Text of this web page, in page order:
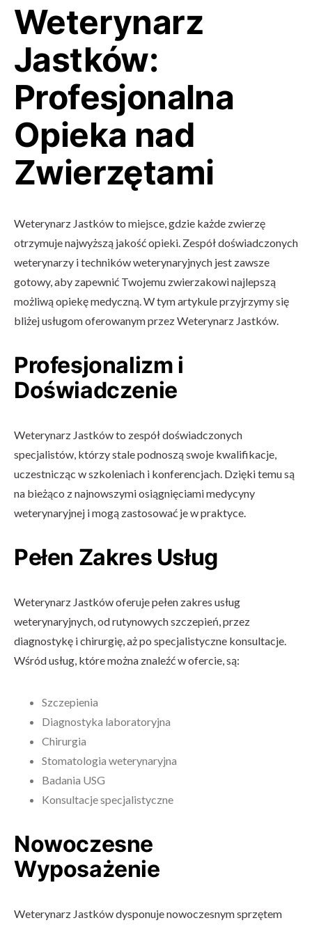
Weterynarz
Jastków:
Profesjonalna
Opieka nad
Zwierzętami
Weterynarz Jastków to miejsce, gdzie każde zwierzę
otrzymuje najwyższą jakość opieki. Zespół doświadczonych
weterynarzy i techników weterynaryjnych jest zawsze
gotowy, aby zapewnić Twojemu zwierzakowi najlepszą
możliwą opiekę medyczną. W tym artykule przyjrzymy się
bliżej usługom oferowanym przez Weterynarz Jastków.
Profesjonalizm i
Doświadczenie
Weterynarz Jastków to zespół doświadczonych
specjalistów, którzy stale podnoszą swoje kwalifikacje,
uczestnicząc w szkoleniach i konferencjach. Dzięki temu są
na bieżąco z najnowszymi osiągnięciami medycyny
weterynaryjnej i mogą zastosować je w praktyce.
Pełen Zakres Usług
Weterynarz Jastków oferuje pełen zakres usług
weterynaryjnych, od rutynowych szczepień, przez
diagnostykę i chirurgię, aż po specjalistyczne konsultacje.
Wśród usług, które można znaleźć w ofercie, są:
Szczepienia
Diagnostyka laboratoryjna
Chirurgia
Stomatologia weterynaryjna
Badania USG
Konsultacje specjalistyczne
Nowoczesne
Wyposażenie
Weterynarz Jastków dysponuje nowoczesnym sprzętem